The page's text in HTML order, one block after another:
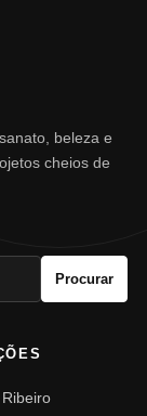
beleza e
cheios de
Procurar